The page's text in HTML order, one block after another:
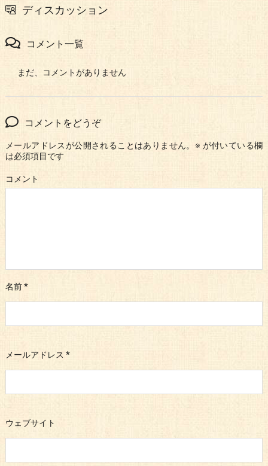
ディスカッション
コメント一覧
まだ、コメントがありません
コメントをどうぞ
メールアドレスが公開されることはありません。 ※ が付いている欄
は必須項目です
コメント
名前*
メールアドレス *
ウェブサイト